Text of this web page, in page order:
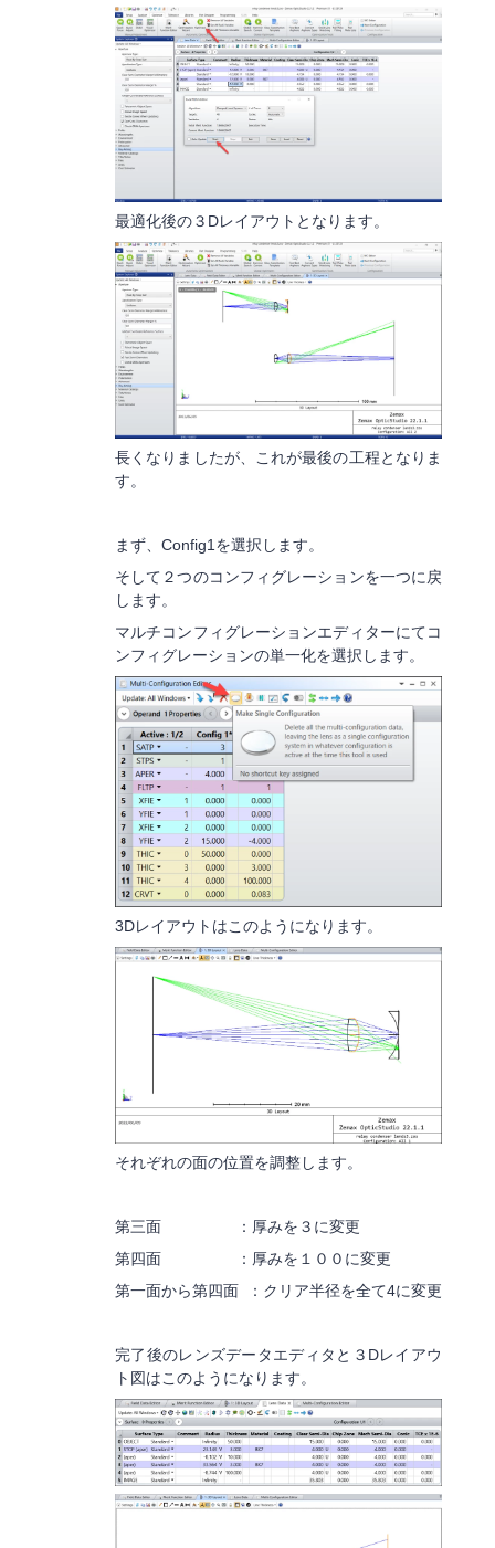
最適化後の３Dレイアウトとなります。
長くなりましたが、これが最後の工程となりま
す。
まず、Config1を選択します。
そして２つのコンフィグレーションを一つに戻
します。
マルチコンフィグレーションエディターにてコ
ンフィグレーションの単一化を選択します。
3Dレイアウトはこのようになります。
それぞれの面の位置を調整します。
第三面 ：厚みを３に変更
第四面 ：厚みを１００に変更
第一面から第四面 ：クリア半径を全て4に変更
完了後のレンズデータエディタと３Dレイアウ
ト図はこのようになります。